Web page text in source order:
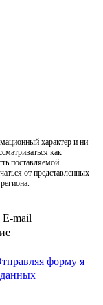
характер и ни
как
поставляемой
от представленных
mail
форму я
данных